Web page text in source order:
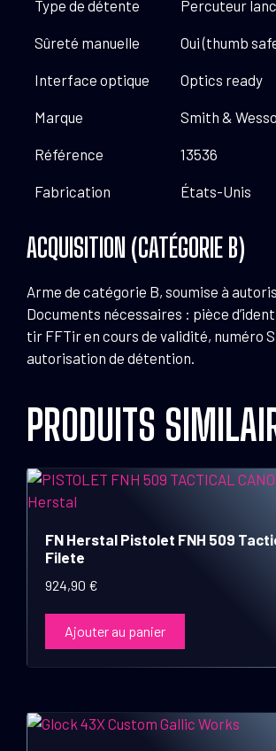
Type de détente Percuteur
Sûreté manuelle Oui (thumb
Interface optique Optics ready
Marque Smith &
Référence 13536
Fabrication États-Unis
ACQUISITION (CATÉGORIE B)
Arme de catégorie B, soumise à
Documents nécessaires : pièce
tir FFTir en cours de validité, numéro
autorisation de détention.
PRODUITS
FN Herstal Pistolet FNH 509
Filete
924,90 €
Ajouter au panier